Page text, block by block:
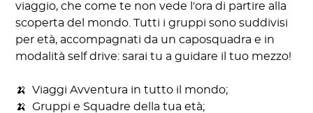
viaggio, che come te non vede l'ora di partire alla
scoperta del mondo. Tutti i gruppi sono suddivisi
per età, accompagnati da un caposquadra e in
modalità self drive: sarai tu a guidare il tuo mezzo!
🍌 Viaggi Avventura in tutto il mondo;
🍌 Gruppi e Squadre della tua età;